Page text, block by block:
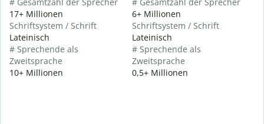
17+ Millionen
Schriftsystem / Schrift
Lateinisch
# Sprechende als
Zweitsprache
10+ Millionen
6+ Millionen
Schriftsystem / Schrift
Lateinisch
# Sprechende als
Zweitsprache
0,5+ Millionen